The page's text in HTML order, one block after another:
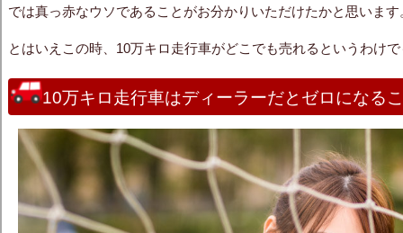
では真っ赤なウソであることがお分かりいただけたかと思います
とはいえこの時、10万キロ走行車がどこでも売れるというわけ
10万キロ走行車はディーラーだとゼロになる